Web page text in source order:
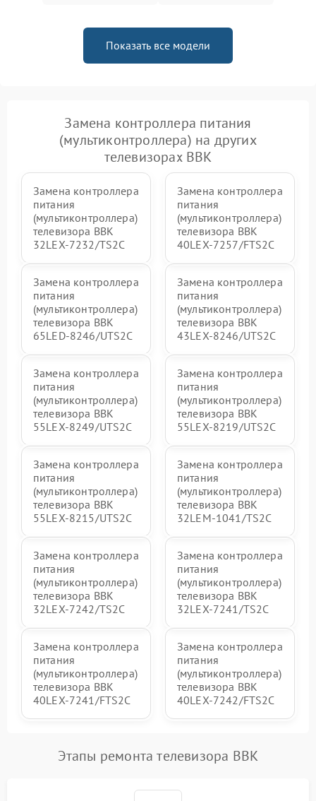
Показать все модели
Замена контроллера питания
(мультиконтроллера) на других
телевизорах BBK
Замена контроллера
питания
(мультиконтроллера)
телевизора BBK
32LEX-7232/TS2C
Замена контроллера
питания
(мультиконтроллера)
телевизора BBK
40LEX-7257/FTS2C
Замена контроллера
питания
(мультиконтроллера)
телевизора BBK
65LED-8246/UTS2C
Замена контроллера
питания
(мультиконтроллера)
телевизора BBK
43LEX-8246/UTS2C
Замена контроллера
питания
(мультиконтроллера)
телевизора BBK
55LEX-8249/UTS2C
Замена контроллера
питания
(мультиконтроллера)
телевизора BBK
55LEX-8219/UTS2C
Замена контроллера
питания
(мультиконтроллера)
телевизора BBK
55LEX-8215/UTS2C
Замена контроллера
питания
(мультиконтроллера)
телевизора BBK
32LEM-1041/TS2C
Замена контроллера
питания
(мультиконтроллера)
телевизора BBK
32LEX-7242/TS2C
Замена контроллера
питания
(мультиконтроллера)
телевизора BBK
32LEX-7241/TS2C
Замена контроллера
питания
(мультиконтроллера)
телевизора BBK
40LEX-7241/FTS2C
Замена контроллера
питания
(мультиконтроллера)
телевизора BBK
40LEX-7242/FTS2C
Этапы ремонта телевизора BBK